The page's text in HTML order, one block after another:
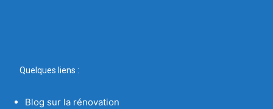
Quelques liens :
Blog sur la rénovation